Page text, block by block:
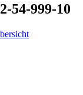
54-999-10